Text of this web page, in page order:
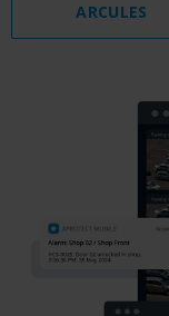
ARCULES